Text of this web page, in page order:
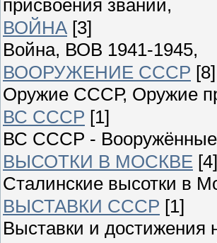
присвоения званий,
ВОЙНА [3]
Война, ВОВ 1941-1945,
ВООРУЖЕНИЕ СССР [8]
Оружие СССР, Оружие
ВС СССР [1]
ВС СССР - Вооружённые
ВЫСОТКИ В МОСКВЕ [4]
Сталинские высотки в
ВЫСТАВКИ СССР [1]
Выставки и достижения